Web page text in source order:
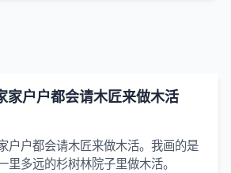
家户户都会请木匠来做木活
户户都会请木匠来做木活。我画的是
里多远的杉树林院子里做木活。